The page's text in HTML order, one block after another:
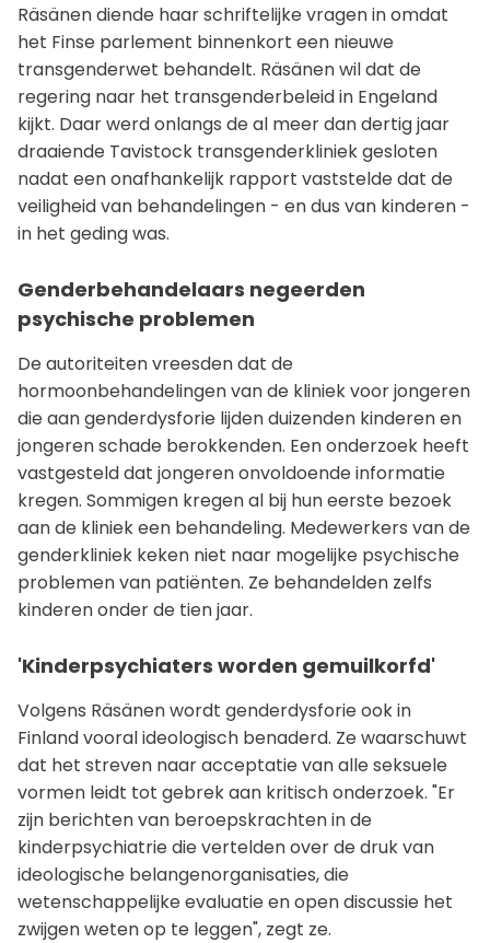
Räsänen diende haar schriftelijke vragen in omdat
het Finse parlement binnenkort een nieuwe
transgenderwet behandelt. Räsänen wil dat de
regering naar het transgenderbeleid in Engeland
kijkt. Daar werd onlangs de al meer dan dertig jaar
draaiende Tavistock transgenderkliniek gesloten
nadat een onafhankelijk rapport vaststelde dat de
veiligheid van behandelingen - en dus van kinderen -
in het geding was.
Genderbehandelaars negeerden
psychische problemen
De autoriteiten vreesden dat de
hormoonbehandelingen van de kliniek voor jongeren
die aan genderdysforie lijden duizenden kinderen en
jongeren schade berokkenden. Een onderzoek heeft
vastgesteld dat jongeren onvoldoende informatie
kregen. Sommigen kregen al bij hun eerste bezoek
aan de kliniek een behandeling. Medewerkers van de
genderkliniek keken niet naar mogelijke psychische
problemen van patiënten. Ze behandelden zelfs
kinderen onder de tien jaar.
'Kinderpsychiaters worden gemuilkorfd'
Volgens Räsänen wordt genderdysforie ook in
Finland vooral ideologisch benaderd. Ze waarschuwt
dat het streven naar acceptatie van alle seksuele
vormen leidt tot gebrek aan kritisch onderzoek. "Er
zijn berichten van beroepskrachten in de
kinderpsychiatrie die vertelden over de druk van
ideologische belangenorganisaties, die
wetenschappelijke evaluatie en open discussie het
zwijgen weten op te leggen", zegt ze.